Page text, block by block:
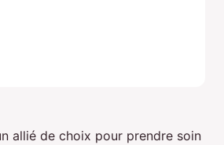
allié de choix pour prendre soin